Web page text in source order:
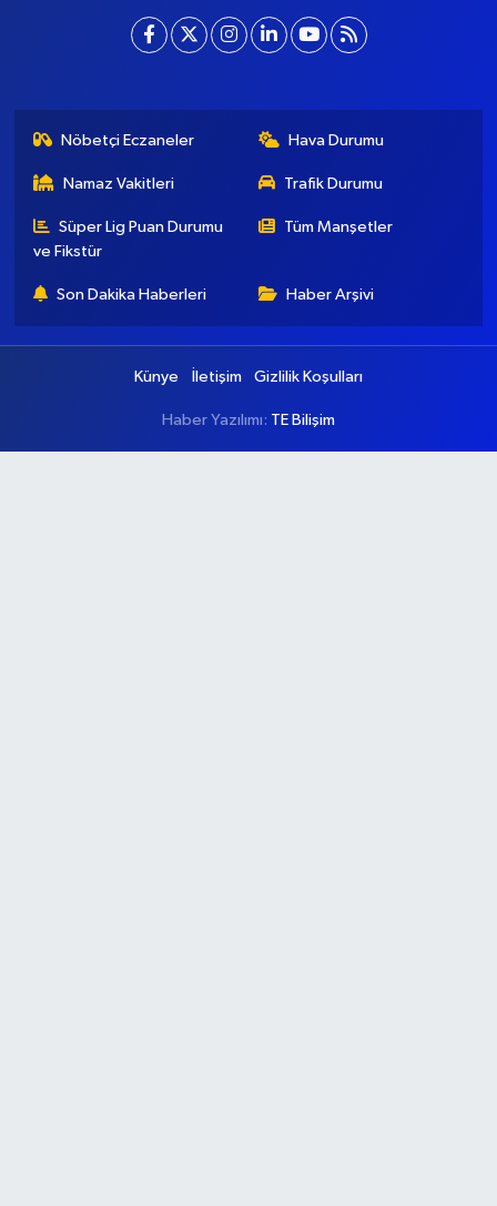
Nöbetçi Eczaneler Hava Durumu
Namaz Vakitleri Trafik Durumu
Süper Lig Puan Durumu
ve Fikstür
Tüm Manşetler
Son Dakika Haberleri Haber Arşivi
Künye İletişim Gizlilik Koşulları
Haber Yazılımı: TE Bilişim